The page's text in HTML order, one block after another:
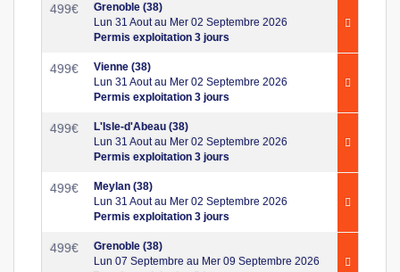
499€
Grenoble (38)
Lun 31 Aout au Mer 02 Septembre 2026
Permis exploitation 3 jours
499€
Vienne (38)
Lun 31 Aout au Mer 02 Septembre 2026
Permis exploitation 3 jours
499€
L'Isle-d'Abeau (38)
Lun 31 Aout au Mer 02 Septembre 2026
Permis exploitation 3 jours
499€
Meylan (38)
Lun 31 Aout au Mer 02 Septembre 2026
Permis exploitation 3 jours
499€
Grenoble (38)
Lun 07 Septembre au Mer 09 Septembre 2026